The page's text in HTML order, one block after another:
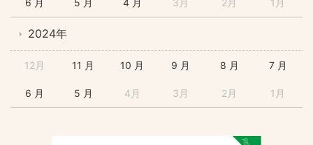
6 月 5 月 4 月 3月 2月 1月
2024年
12月 11 月 10 月 9 月 8 月 7 月
6 月 5 月 4月 3月 2月 1月